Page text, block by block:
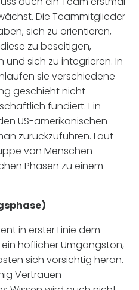
Die Teammitglieder
sich zu orientieren,
zu beseitigen,
und sich zu integrieren. In
sie verschiedene
geschieht nicht
fundiert. Ein
US-amerikanischen
zurückzuführen. Laut
von Menschen
Phasen zu einem
in erster Linie dem
höflicher Umgangston,
sich vorsichtig heran.
Vertrauen